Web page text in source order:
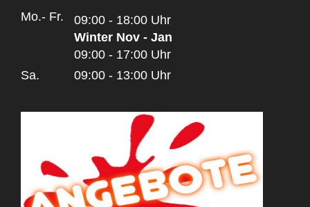
Mo.- Fr. 09:00 - 18:00 Uhr
Winter Nov - Jan
09:00 - 17:00 Uhr
Sa.
09:00 - 13:00 Uhr